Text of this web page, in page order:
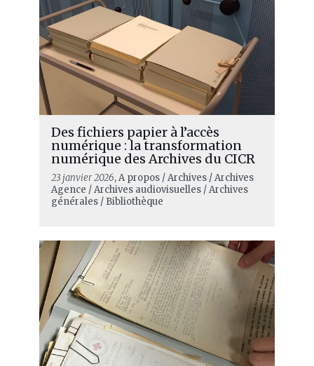
Des fichiers papier à l’accès
numérique : la transformation
numérique des Archives du CICR
23 janvier 2026, A propos / Archives / Archives
Agence / Archives audiovisuelles / Archives
générales / Bibliothèque